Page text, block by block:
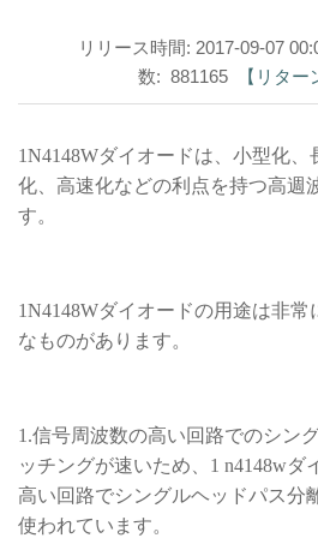
リリース時間: 2017-09-07
数: 881165
【リター
1N4148Wダイオードは、小型化
化、高速化などの利点を持つ高週
す。
1N4148Wダイオードの用途は非常
なものがあります。
1.信号周波数の高い回路でのシン
ッチングが速いため、1 n4148wダ
高い回路でシングルヘッドパス分
使われています。